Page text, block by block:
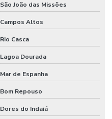
São João das Missões
Campos Altos
Rio Casca
Lagoa Dourada
Mar de Espanha
Bom Repouso
Dores do Indaiá